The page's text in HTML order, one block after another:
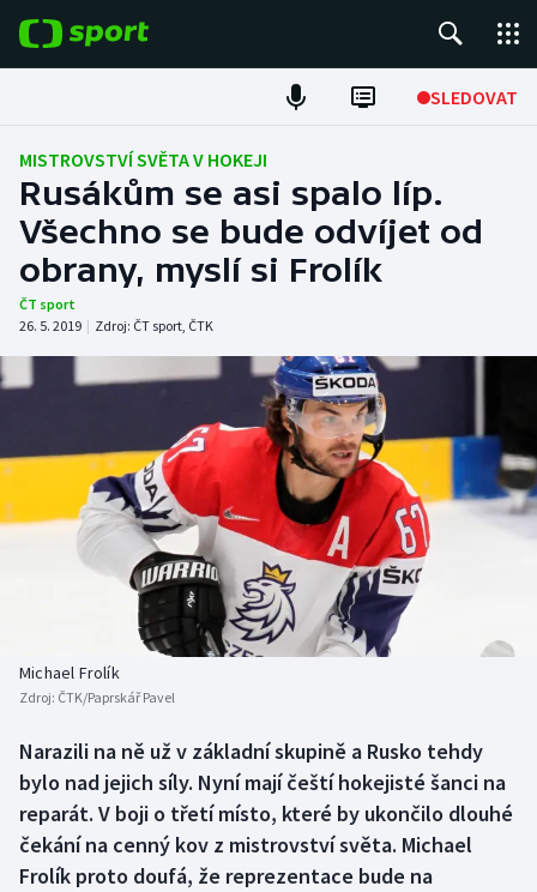
SLEDOVAT
Fotbal
Hokej
Tenis
Atletika
Cyklistika
Americký fotbal
Baseball a softbal
Biatlon
Box
Curling
NEPŘEHLÉDNĚTE
Soutěže
Historické návraty
Aplikace ČT sport
MISTROVSTVÍ SVĚTA V HOKEJI
Rusákům se asi spalo líp.
Všechno se bude odvíjet od
obrany, myslí si Frolík
ČT sport
26. 5. 2019 | Zdroj: ČT sport, ČTK
Michael Frolík
Zdroj: ČTK/Paprskář Pavel
Narazili na ně už v základní skupině a Rusko tehdy
bylo nad jejich síly. Nyní mají čeští hokejisté šanci na
reparát. V boji o třetí místo, které by ukončilo dlouhé
čekání na cenný kov z mistrovství světa. Michael
Frolík proto doufá, že reprezentace bude na